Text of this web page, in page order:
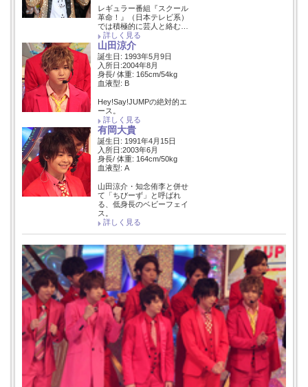
レギュラー番組『スクール
革命！』（日本テレビ系）
では積極的に芸人と絡む…
詳しく見る
山田涼介
誕生日: 1993年5月9日
入所日:2004年8月
身長/ 体重: 165cm/54kg
血液型: B
Hey!Say!JUMPの絶対的エ
ース。
詳しく見る
有岡大貴
誕生日: 1991年4月15日
入所日:2003年6月
身長/ 体重: 164cm/50kg
血液型: A
山田涼介・知念侑李と併せ
て「ちびーず」と呼ばれ
る、低身長のベビーフェイ
ス。
詳しく見る